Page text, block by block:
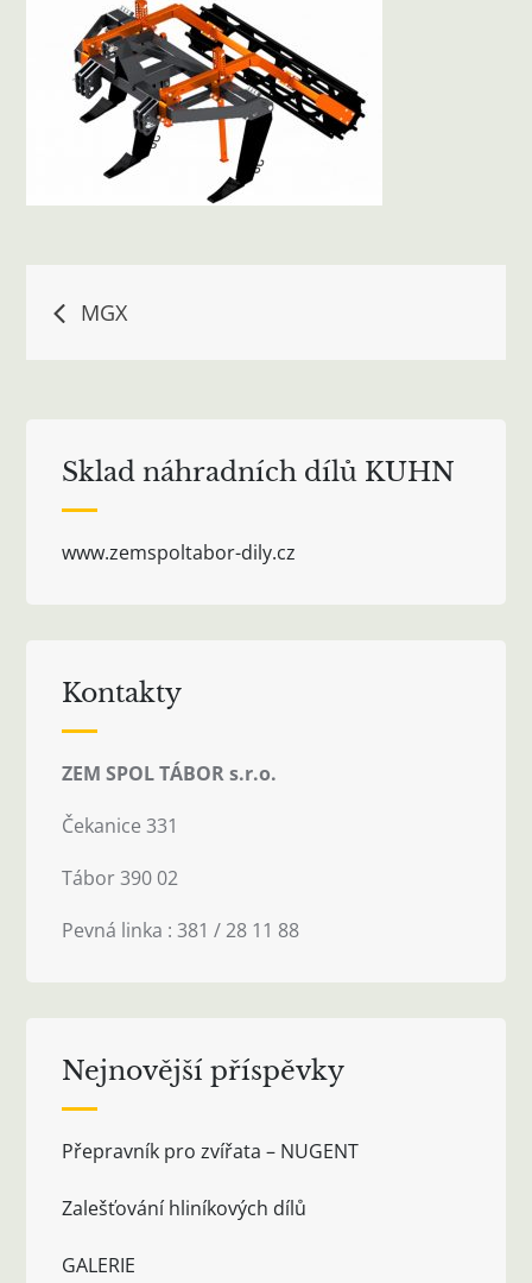
Navigace
MGX
Sklad náhradních dílů KUHN
www.zemspoltabor-dily.cz
Kontakty
ZEM SPOL TÁBOR s.r.o.
Čekanice 331
Tábor 390 02
Pevná linka : 381 / 28 11 88
Nejnovější příspěvky
Přepravník pro zvířata – NUGENT
Zalešťování hliníkových dílů
GALERIE